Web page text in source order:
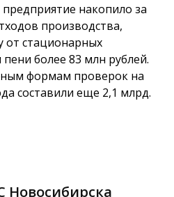
накопило за
производства,
от стационарных
более 83 млн рублей.
формам проверок на
составили еще 2,1 млрд.
Новосибирска